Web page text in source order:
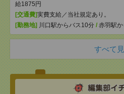
給1875円
[交通費]実費支給／当社規定あり。
[勤務地] 川口駅からバス10分 / 赤羽駅
すべて